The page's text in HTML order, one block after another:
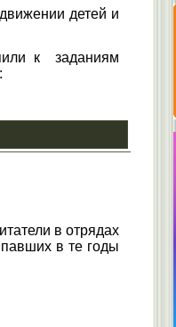
детей и
к заданиям
в отрядах
в те годы